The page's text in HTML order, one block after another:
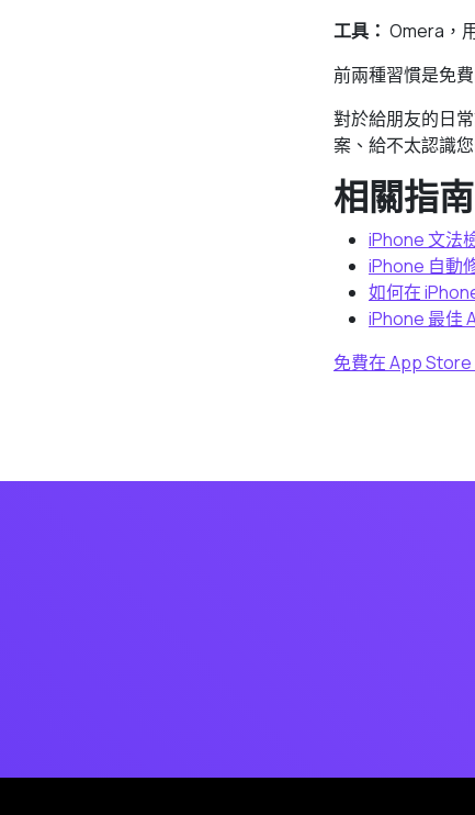
工具： Omera，
前兩種習慣是免
對於給朋友的日
案、給不太認識
相關指南
iPhone 文法
iPhone 自動
如何在
iPhone 最佳
免費在 App